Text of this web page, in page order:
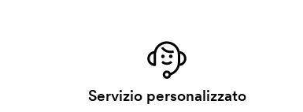
Servizio personalizzato